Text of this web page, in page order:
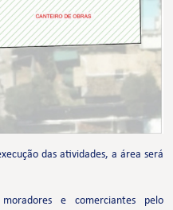
das atividades, a área será
e comerciantes pelo